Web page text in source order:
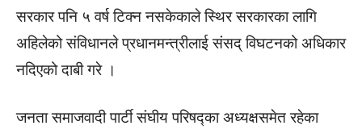
सरकार पनि ५ वर्ष टिक्न नसकेकाले स्थिर सरकारका लागि
अहिलेको संविधानले प्रधानमन्त्रीलाई संसद् विघटनको अधिकार
नदिएको दाबी गरे ।
जनता समाजवादी पार्टी संघीय परिषद्का अध्यक्षसमेत रहेका